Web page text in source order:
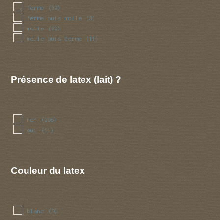
ferme (39)
ferme puis molle (3)
molle (22)
molle puis ferme (11)
Présence de latex (lait) ?
non (268)
oui (11)
Couleur du latex
blanc (9)